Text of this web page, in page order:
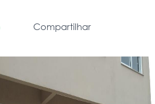
Compartilhar